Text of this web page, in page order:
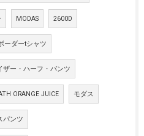
MODAS 2600D
ーダーtシャツ
ザー・ハーフ・パンツ
ORANGE JUICE モダス
パンツ